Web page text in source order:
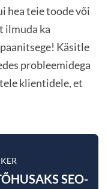
hea teie toode või
ilmuda ka
Käsitle
probleemidega
klientidele, et
SEO-